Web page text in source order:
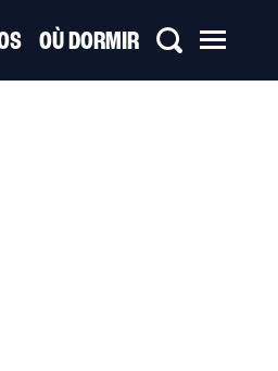
OÙ DORMIR